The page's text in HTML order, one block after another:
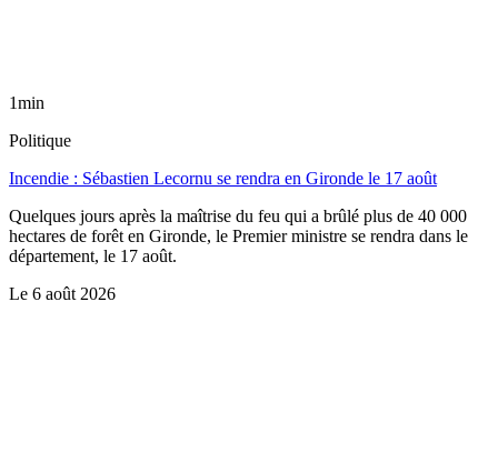
1min
Politique
Incendie : Sébastien Lecornu se rendra en Gironde le 17 août
Quelques jours après la maîtrise du feu qui a brûlé plus de 40 000
hectares de forêt en Gironde, le Premier ministre se rendra dans le
département, le 17 août.
Le 6 août 2026